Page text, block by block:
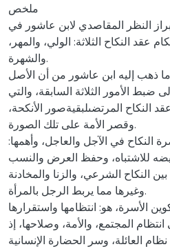
ملخص
النظر المقاصدي لابن عاشور في
عقد النكاح الثلاثة: الولي، والمهر،
والشهرة.
ذهب إليه ابن عاشور من أن الأصل
ضبط الأمور الثلاثة السابقة، والتي
النكاح المرتضىلبقيةصور الأنكحة،
وقصر الأمة على تلك الصورة.
في الآجل والعاجل، وأهمها:
للاشتباه، وحفظ العرض والنسب
النكاح الشرعي، والزنا والمخادنة
وغيرها مما يربط الرجل بالمرأة.
الأسرة، هو: انتظامها واستقرارها
المجتمع، والأمة، وصلاحها، إذ
العائلة، وسر الحضارة الإنسانية.